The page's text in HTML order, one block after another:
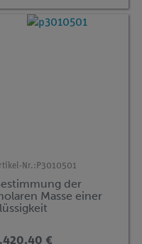
Nr.: P3010501
der
Masse einer
€